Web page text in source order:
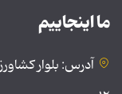
ما اینجاییم
آدرس: بلوار